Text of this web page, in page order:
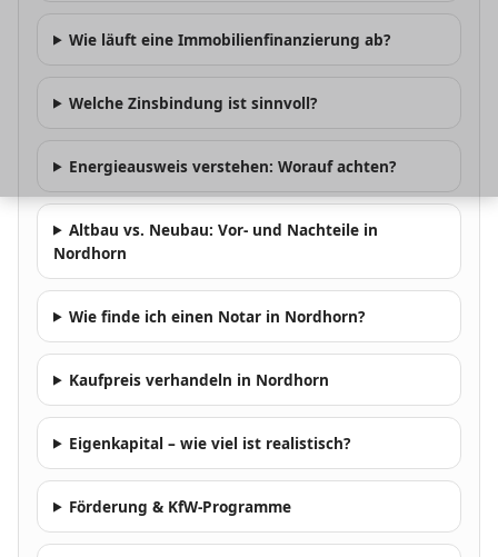
Wie läuft eine Immobilienfinanzierung ab?
Welche Zinsbindung ist sinnvoll?
Energieausweis verstehen: Worauf achten?
Altbau vs. Neubau: Vor- und Nachteile in
Nordhorn
Wie finde ich einen Notar in Nordhorn?
Kaufpreis verhandeln in Nordhorn
Eigenkapital – wie viel ist realistisch?
Förderung & KfW-Programme